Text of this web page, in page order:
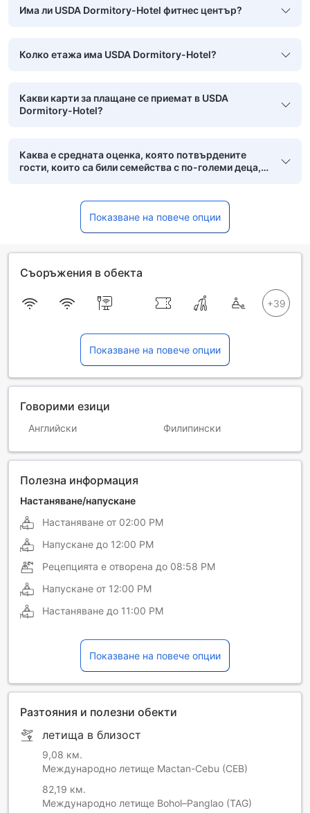
Има ли USDA Dormitory-Hotel фитнес център?
Колко етажа има USDA Dormitory-Hotel?
Какви карти за плащане се приемат в USDA
Dormitory-Hotel?
Каква е средната оценка, която потвърдените
гости, които са били семейства с по-големи деца,
Показване на повече опции
Съоръжения в обекта
Показване на повече опции
Говорими езици
Английски Филипински
Полезна информация
Настаняване/напускане
Настаняване от 02:00 PM
Напускане до 12:00 PM
Рецепцията е отворена до 08:58 PM
Напускане от 12:00 PM
Настаняване до 11:00 PM
Показване на повече опции
Разтояния и полезни обекти
летища в близост
9,08 км.
Международно летище Mactan-Cebu (CEB)
82,19 км.
Международно летище Bohol–Panglao (TAG)